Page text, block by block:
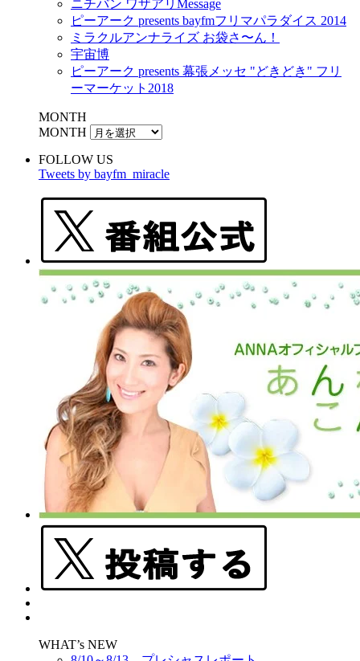
ニチバン ワザアリMessage
ピーアーク presents bayfmフリマパラダイス 2014
ミラクルアンナライズ お袋さ〜ん！
宇宙博
ピーアーク presents 幕張メッセ "どきどき" フリ
ーマーケット2018
MONTH
MONTH
FOLLOW US
Tweets by bayfm_miracle
WHAT’s NEW